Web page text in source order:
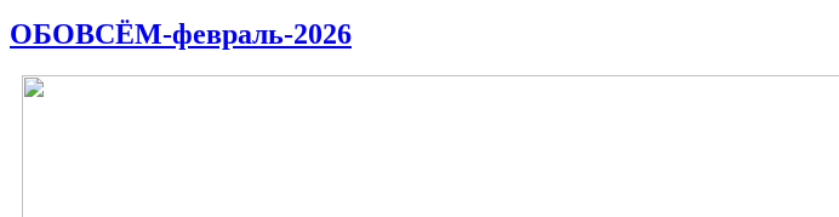
ОБОВСЁМ-февраль-2026